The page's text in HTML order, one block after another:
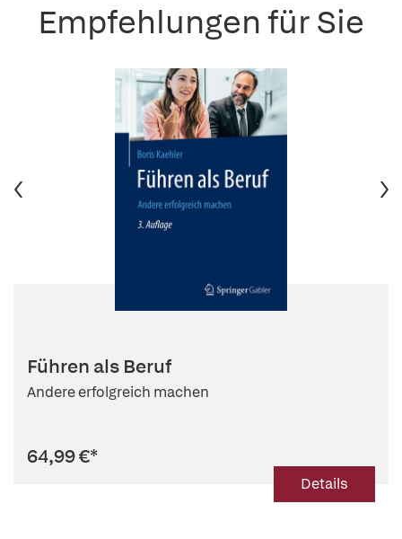
Empfehlungen für Sie
Führen als Beruf
Andere erfolgreich machen
64,99 €*
Details